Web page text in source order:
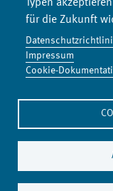
Typen
für die Zukunft
Impressum
Cookie-
Co2-Rechner